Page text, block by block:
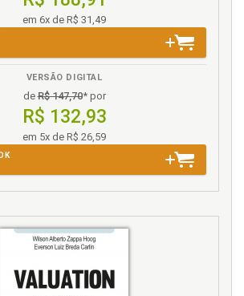
e capitalização, p. 163
e direcionadores de valor, p. 38
de valor e fatores macroeconômicos,
em 6x de R$ 31,49
VERSÃO DIGITAL
deR$ 147,70* por
R$ 132,93
em 5x de R$ 26,59